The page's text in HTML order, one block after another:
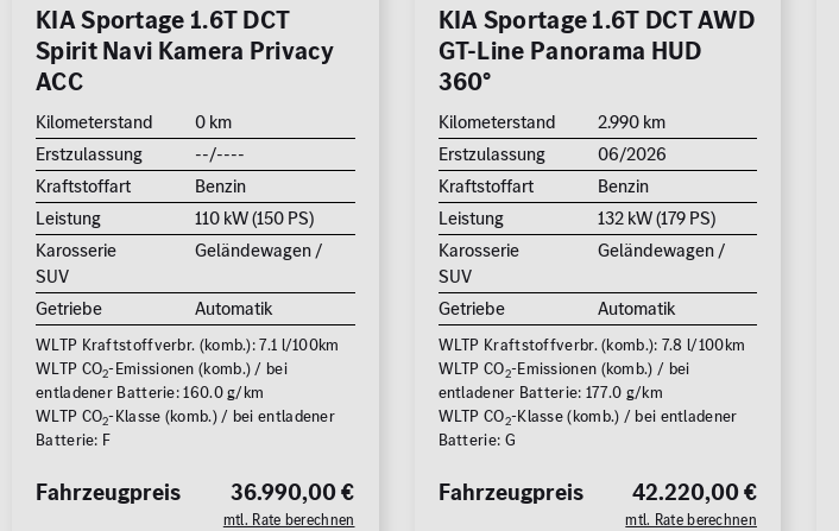
KIA Sportage 1.6T DCT
Spirit Navi Kamera Privacy
ACC
Kilometerstand
0 km
Erstzulassung
--/----
Kraftstoffart
Benzin
Leistung
110 kW (150 PS)
Karosserie
Geländewagen /
SUV
Getriebe
Automatik
WLTP Kraftstoffverbr. (komb.): 7.1 l/100km
WLTP CO2-Emissionen (komb.) / bei
entladener Batterie: 160.0 g/km
WLTP CO2-Klasse (komb.) / bei entladener
Batterie: F
36.990,00 €
mtl. Rate berechnen
Fahrzeugpreis
KIA Sportage 1.6T DCT AWD
GT-Line Panorama HUD
360°
Kilometerstand
2.990 km
Erstzulassung
06/2026
Kraftstoffart
Benzin
Leistung
132 kW (179 PS)
Karosserie
Geländewagen /
SUV
Getriebe
Automatik
WLTP Kraftstoffverbr. (komb.): 7.8 l/100km
WLTP CO2-Emissionen (komb.) / bei
entladener Batterie: 177.0 g/km
WLTP CO2-Klasse (komb.) / bei entladener
Batterie: G
42.220,00 €
mtl. Rate berechnen
Fahrzeugpreis